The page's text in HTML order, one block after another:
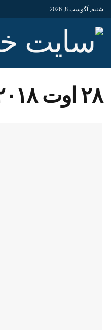
شنبه, آگوست 8, 2026
٢٨ اوت ٢٠١٨، آغاز سقوط عربستان